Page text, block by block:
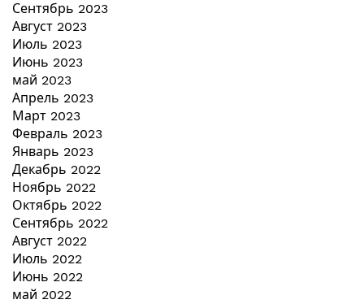
Сентябрь 2023
Август 2023
Июль 2023
Июнь 2023
май 2023
Апрель 2023
Март 2023
Февраль 2023
Январь 2023
Декабрь 2022
Ноябрь 2022
Октябрь 2022
Сентябрь 2022
Август 2022
Июль 2022
Июнь 2022
май 2022